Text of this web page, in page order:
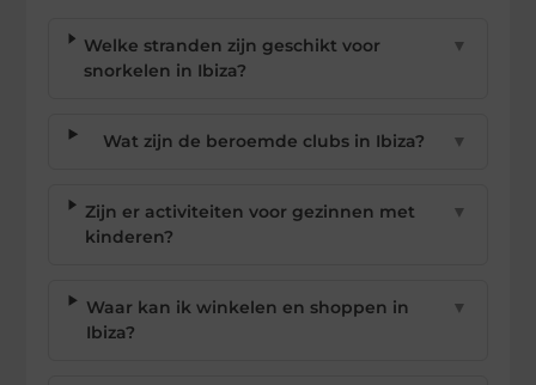
Welke stranden zijn geschikt voor
snorkelen in Ibiza?
▼
Wat zijn de beroemde clubs in Ibiza? ▼
Zijn er activiteiten voor gezinnen met
kinderen?
▼
Waar kan ik winkelen en shoppen in
Ibiza?
▼